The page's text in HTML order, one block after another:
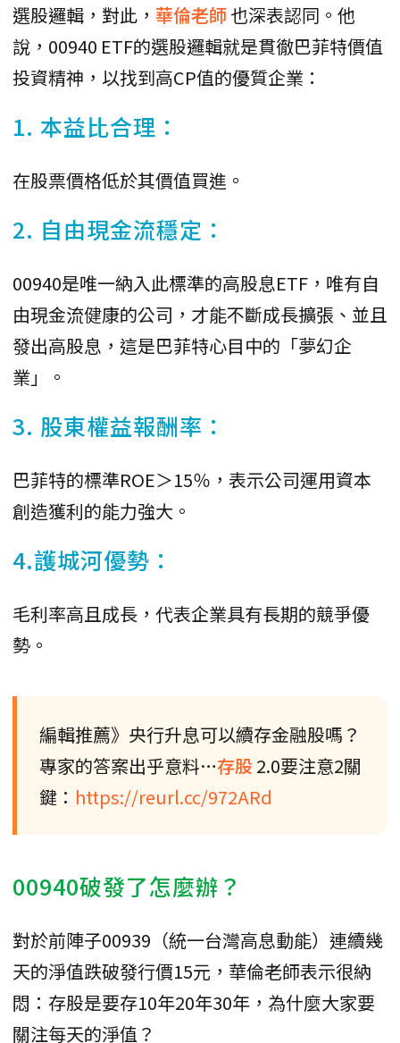
選股邏輯，對此， 華倫老師也深表認同。他
說，00940 ETF的選股邏輯就是貫徹巴菲特價值
投資精神，以找到高CP值的優質企業：
1. 本益比合理：
在股票價格低於其價值買進。
2. 自由現金流穩定：
00940是唯一納入此標準的高股息ETF，唯有自
由現金流健康的公司，才能不斷成長擴張、並且
發出高股息，這是巴菲特心目中的「夢幻企
業」。
3. 股東權益報酬率：
巴菲特的標準ROE＞15％，表示公司運用資本
創造獲利的能力強大。
4.護城河優勢：
毛利率高且成長，代表企業具有長期的競爭優
勢。
編輯推薦》央行升息可以續存金融股嗎？
專家的答案出乎意料…存股2.0要注意2關
鍵： https://reurl.cc/972ARd
00940破發了怎麼辦？
對於前陣子00939（統一台灣高息動能）連續幾
天的淨值跌破發行價15元，華倫老師表示很納
悶：存股是要存10年20年30年，為什麼大家要
關注每天的淨值？